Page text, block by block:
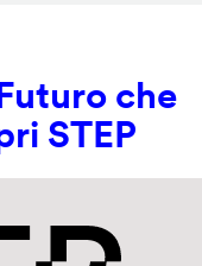
che
STEP